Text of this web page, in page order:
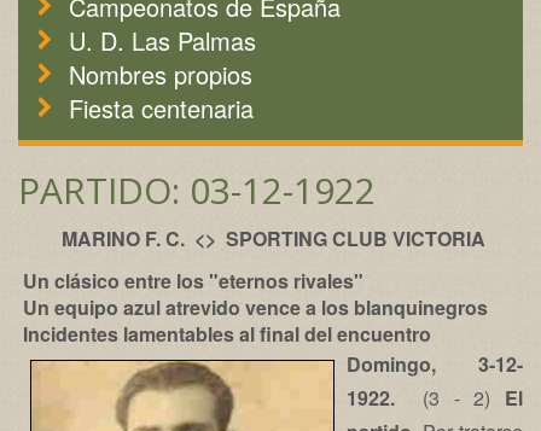
U. D. Las Palmas
Nombres propios
Fiesta centenaria
PARTIDO: 03-12-1922
MARINO F. C. <> SPORTING CLUB VICTORIA
Un clásico entre los "eternos rivales"
Un equipo azul atrevido vence a los blanquinegros
Incidentes lamentables al final del encuentro
Domingo, 3-12-
1922. (3 - 2) El